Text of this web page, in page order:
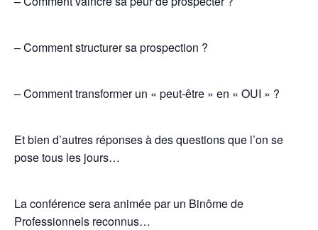
– Comment structurer sa prospection ?
– Comment transformer un « peut-être » en « OUI » ?
Et bien d’autres réponses à des questions que l’on se
pose tous les jours…
La conférence sera animée par un Binôme de
Professionnels reconnus…